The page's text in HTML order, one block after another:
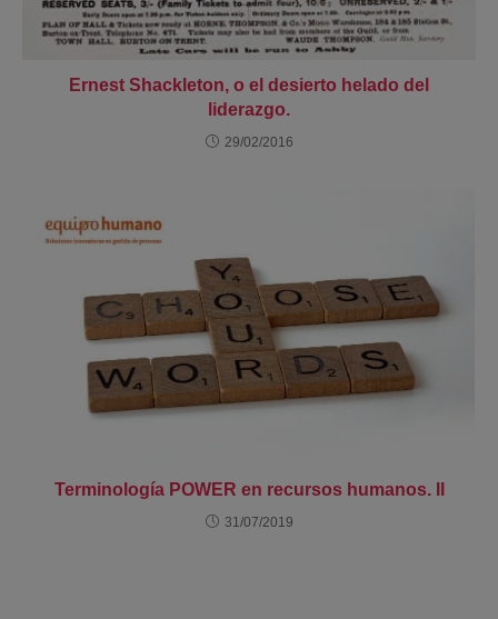
Ernest Shackleton, o el desierto helado del
liderazgo.
29/02/2016
Terminología POWER en recursos humanos. II
31/07/2019